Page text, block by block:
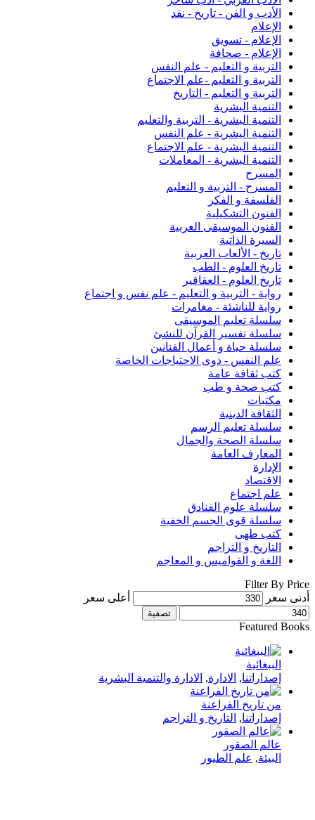
الأدب و الفن - تاريخ - نقد
الإعلام
الإعلام - تسويق
الإعلام - صحافة
التربية و التعليم - علم النفس
التربية و التعليم -علم الاجتماع
التربية و التعليم - التاريخ
التنمية البشرية
التنمية البشرية - التربية والتعليم
التنمية اليشرية - علم النفس
التنمية البشرية - علم الاجتماع
التنمية البشرية - المعاملات
المسرح
المسرح - التربية و التعليم
الفلسفة و الفكر
الفنون التشكيلية
الفنون الموسيقى العربية
السيرة الذاتية
تاريخ - الألعاب العربية
تاريخ العلوم - الطب
تاريخ العلوم - العقاقير
رواية - التربية و التعليم - علم نفس و اجتماع
رواية للناشئة - مغامرات
سلسلة تعليم الموسيقى
سلسلة تفسير القرآن للنشئ
سلسلة حياة و أعمال الفنانين
علم النفس - ذوى الاحتياجات الخاصة
كتب ثقافة عامة
كتب صحة و طب
مكتبات
الثقافة الدينية
سلسلة تعليم الرسم
سلسلة الصحة والجمال
المعارف العامة
الإدارة
الاقتصاد
علم اجتماع
سلسلة علوم الفنادق
سلسلة قوى الجسم الخفية
كتب طهى
التاريخ و التراجم
اللغة و القواميس و المعاجم
Filter By Price
أدنى سعر
أعلى سعر
تصفية
Featured Books
الببغائية
إصداراتنا, الادارة, الادارة والتنمية البشرية
من تاريخ الفراعنة
إصداراتنا, التاريخ و التراجم
عالم الصقور
البيئة, علم الطيور